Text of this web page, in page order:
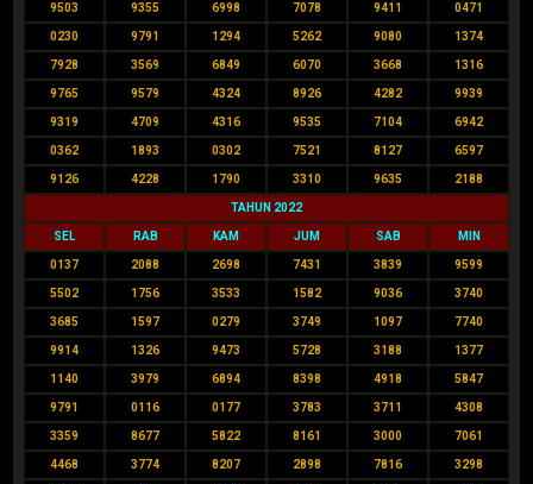
9503 9355 6998 7078 9411 0471
0230 9791 1294 5262 9080 1374
7928 3569 6849 6070 3668 1316
9765 9579 4324 8926 4282 9939
9319 4709 4316 9535 7104 6942
0362 1893 0302 7521 8127 6597
9126 4228 1790 3310 9635 2188
TAHUN 2022
SEL RAB KAM JUM SAB MIN
0137 2088 2698 7431 3839 9599
5502 1756 3533 1582 9036 3740
3685 1597 0279 3749 1097 7740
9914 1326 9473 5728 3188 1377
1140 3979 6894 8398 4918 5847
9791 0116 0177 3783 3711 4308
3359 8677 5822 8161 3000 7061
4468 3774 8207 2898 7816 3298